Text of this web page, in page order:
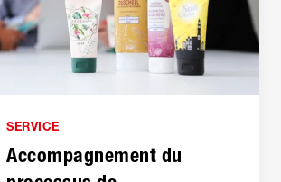
SERVICE
Accompagnement du